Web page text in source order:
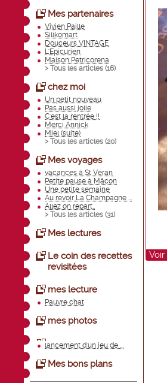
Mes partenaires
Vivien Paille
Silikomart
Douceurs VINTAGE
L'Epicurien
Maison Petricorena
> Tous les articles (16)
chez moi
Un petit nouveau
Pas aussi jolie
C'est la rentrée !!
Merci Annick
Miel (suite)
> Tous les articles (20)
Mes voyages
vacances à St Véran
Petite pause à Mâcon
Une petite semaine
Au revoir La Champagne ...
Allez on repart..
> Tous les articles (31)
Mes lectures
Le coin des recettes
revisitées
mes lecture
Pauvre chat
mes photos
lancement d'un jeu de ...
Mes bons plans
Voir